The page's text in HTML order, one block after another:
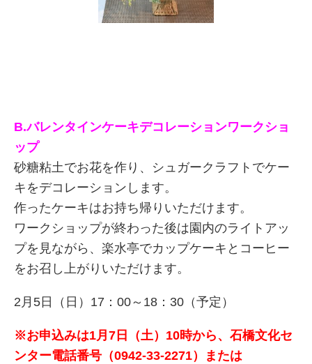
B.バレンタインケーキデコレーションワークショ
ップ
砂糖粘土でお花を作り、シュガークラフトでケー
キをデコレーションします。
作ったケーキはお持ち帰りいただけます。
ワークショップが終わった後は園内のライトアッ
プを見ながら、楽水亭でカップケーキとコーヒー
をお召し上がりいただけます。
2月5日（日）17：00～18：30（予定）
※お申込みは1月7日（土）10時から、 石橋文化セ
ンター電話番号（0942-33-2271）または